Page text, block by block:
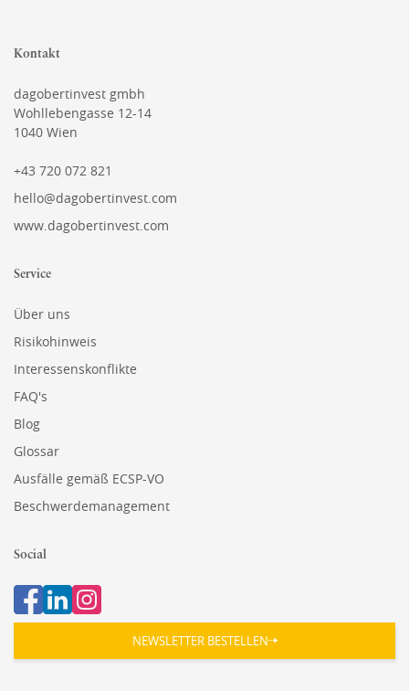
Kontakt
dagobertinvest gmbh
Wohllebengasse 12-14
1040 Wien
+43 720 072 821
hello@dagobertinvest.com
www.dagobertinvest.com
Service
Über uns
Risikohinweis
Interessenskonflikte
FAQ's
Blog
Glossar
Ausfälle gemäß ECSP-VO
Beschwerdemanagement
Social
NEWSLETTER BESTELLEN